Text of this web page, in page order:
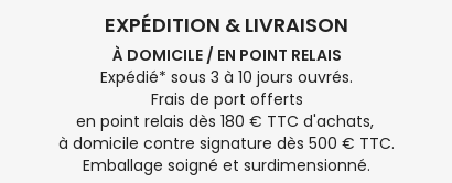
EXPÉDITION & LIVRAISON
À DOMICILE / EN POINT RELAIS
Expédié* sous 3 à 10 jours ouvrés.
Frais de port offerts
en point relais dès 180 € TTC d'achats,
à domicile contre signature dès 500 € TTC.
Emballage soigné et surdimensionné.